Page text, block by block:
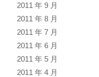
2011 年 9 月
2011 年 8 月
2011 年 7 月
2011 年 6 月
2011 年 5 月
2011 年 4 月